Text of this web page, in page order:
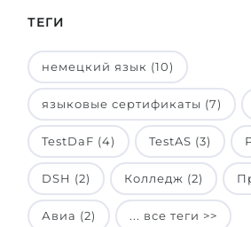
ТЕГИ
немецкий язык (10)
языковые сертификаты (7)
TestDaF (4) TestAS (3)
DSH (2) Колледж (2)
Авиа (2) ... все теги >>